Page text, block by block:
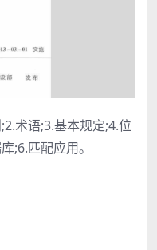
术语;3.基本规定;4.位
;6.匹配应用。